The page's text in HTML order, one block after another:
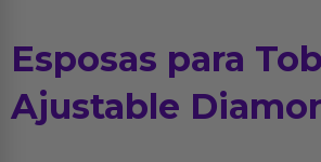
Esposas para
Ajustable